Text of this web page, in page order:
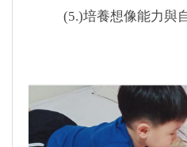
(5.)培養想像能力與